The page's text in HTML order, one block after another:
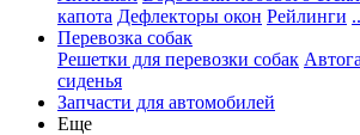
капота Дефлекторы окон Рейлинги
Перевозка собак
Решетки для перевозки собак
сиденья
Запчасти для автомобилей
Еще